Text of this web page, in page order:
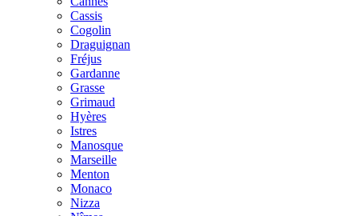
Cassis
Cogolin
Draguignan
Fréjus
Gardanne
Grasse
Grimaud
Hyères
Istres
Manosque
Marseille
Menton
Monaco
Nizza